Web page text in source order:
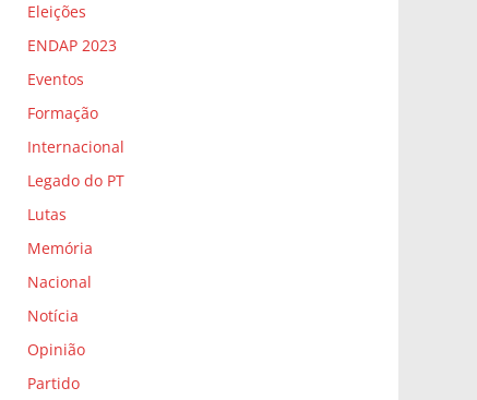
Eleições
ENDAP 2023
Eventos
Formação
Internacional
Legado do PT
Lutas
Memória
Nacional
Notícia
Opinião
Partido